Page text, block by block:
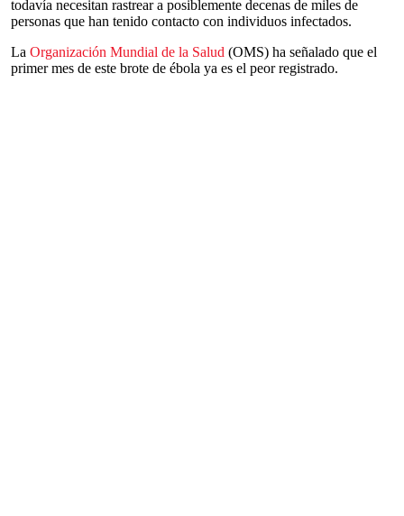
todavía necesitan rastrear a posiblemente decenas de miles de
personas que han tenido contacto con individuos infectados.
La Organización Mundial de la Salud (OMS) ha señalado que el
primer mes de este brote de ébola ya es el peor registrado.